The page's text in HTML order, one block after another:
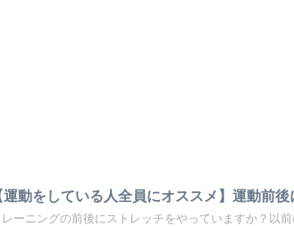
運動をしている人全員にオススメ】運動前
レーニングの前後にストレッチをやっていますか？以